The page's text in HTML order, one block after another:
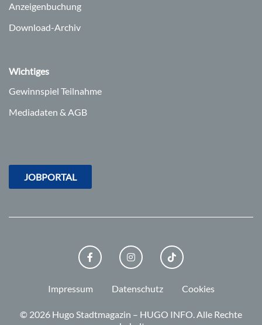
Anzeigenbuchung
Download-Archiv
Wichtiges
Gewinnspiel Teilnahme
Mediadaten & AGB
JOBPORTAL
FACEBOOKINSTAGRAMTIKTOK
Impressum Datenschutz Cookies
© 2026 Hugo Stadtmagazin – HUGO INFO.Alle Rechte